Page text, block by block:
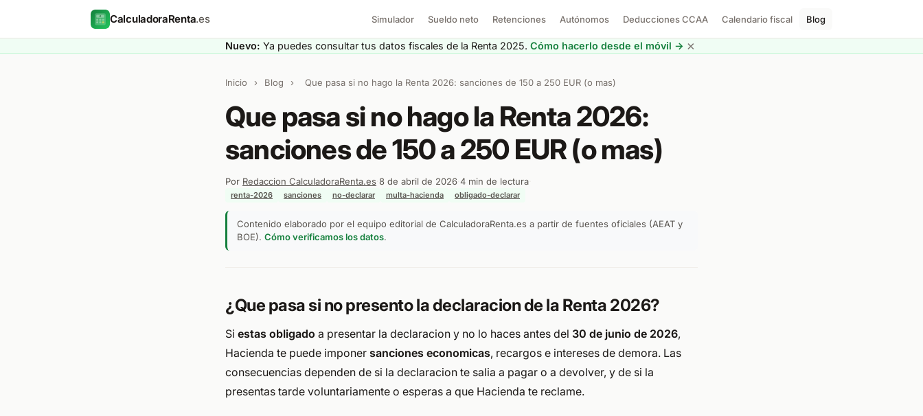
CalculadoraRenta.es Simulador Sueldo neto Retenciones Autónomos Deducciones CCAA Calendario fiscal Blog
Nuevo: Ya puedes consultar tus datos fiscales de la Renta 2025. Cómo hacerlo desde el móvil → ×
Inicio › Blog › Que pasa si no hago la Renta 2026: sanciones de 150 a 250 EUR (o mas)
Que pasa si no hago la Renta 2026:
sanciones de 150 a 250 EUR (o mas)
Por Redaccion CalculadoraRenta.es 8 de abril de 2026 4 min de lectura
renta-2026 sanciones no-declarar multa-hacienda obligado-declarar
Contenido elaborado por el equipo editorial de CalculadoraRenta.es a partir de fuentes oficiales (AEAT y
BOE). Cómo verificamos los datos.
¿Que pasa si no presento la declaracion de la Renta 2026?
Si estas obligado a presentar la declaracion y no lo haces antes del 30 de junio de 2026,
Hacienda te puede imponer sanciones economicas, recargos e intereses de demora. Las
consecuencias dependen de si la declaracion te salia a pagar o a devolver, y de si la
presentas tarde voluntariamente o esperas a que Hacienda te reclame.